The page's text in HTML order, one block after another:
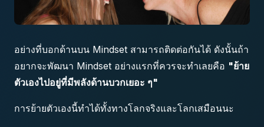
อย่างที่บอกด้านบน Mindset สามารถติดต่อกันได้ ดังนั้นถ้า
อยากจะพัฒนา Mindset อย่างแรกที่ควรจะทำเลยคือ "ย้าย
ตัวเองไปอยู่ที่มีพลังด้านบวกเยอะ ๆ"
การย้ายตัวเองนี้ทำได้ทั้งทางโลกจริงและโลกเสมือนนะ